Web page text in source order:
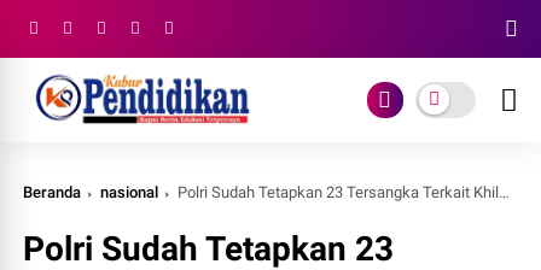
Beranda nasional Polri Sudah Tetapkan 23 Tersangka Terkait Khilafatul Muslimin
Polri Sudah Tetapkan 23